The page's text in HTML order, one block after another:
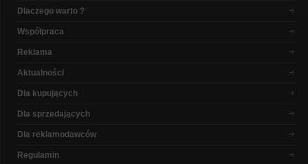
Dlaczego warto ?
Współpraca
Reklama
Aktualności
Dla kupujących
Dla sprzedających
Dla reklamodawców
Regulamin